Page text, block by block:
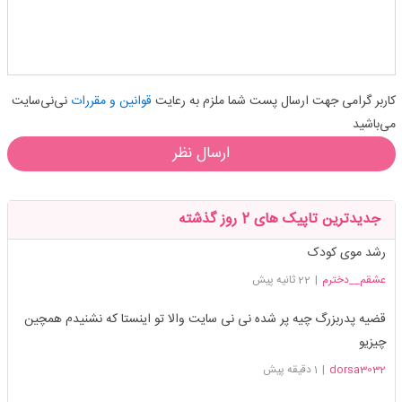
کاربر گرامی جهت ارسال پست شما ملزم به رعایت قوانین و مقرراتنی‌نی‌سایت
می‌باشید
ارسال نظر
جدیدترین تاپیک های 2 روز گذشته
رشد موى كودک
عشقم__دخترم | 22 ثانیه پیش
قضیه پدربزرگ چیه پر شده نی نی سایت والا تو اینستا که نشنیدم همچین
چیزیو
dorsa3032
| 1 دقیقه پیش